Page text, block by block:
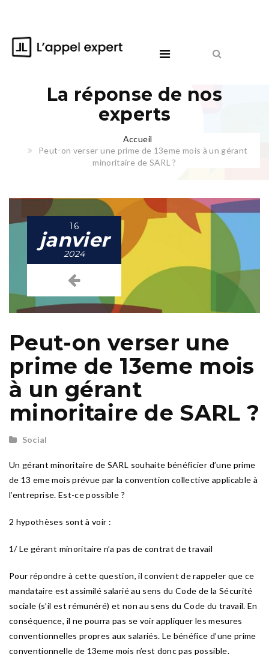
La réponse de nos
experts
Accueil
Peut-on verser une prime de 13eme mois à un gérant
minoritaire de SARL ?
16
janvier
2024
Peut-on verser une
prime de 13eme mois
à un gérant
minoritaire de SARL ?
Social
Un gérant minoritaire de SARL souhaite bénéficier d’une prime
de 13 eme mois prévue par la convention collective applicable à
l’entreprise. Est-ce possible ?
2 hypothèses sont à voir :
1/ Le gérant minoritaire n’a pas de contrat de travail
Pour répondre à cette question, il convient de rappeler que ce
mandataire est assimilé salarié au sens du Code de la Sécurité
sociale (s’il est rémunéré) et non au sens du Code du travail. En
conséquence, il ne pourra pas se voir appliquer les mesures
conventionnelles propres aux salariés. Le bénéfice d’une prime
conventionnelle de 13eme mois n’est donc pas possible.